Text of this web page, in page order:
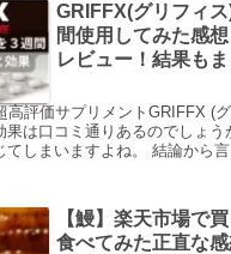
GRIFFX(グリフィ
間使用してみた感
レビュー！結果も
高評価サプリメントGRIFFX (
果は口コミ通りあるのでしょう
てしまいますよね。 結論から
【鰻】楽天市場で
食べてみた正直な感